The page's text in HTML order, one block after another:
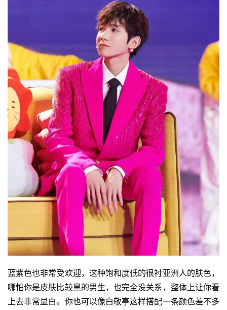
蓝紫色也非常受欢迎，这种饱和度低的很衬亚洲人的肤色，
哪怕你是皮肤比较黑的男生，也完全没关系，整体上让你看
上去非常显白。你也可以像白敬亭这样搭配一条颜色差不多